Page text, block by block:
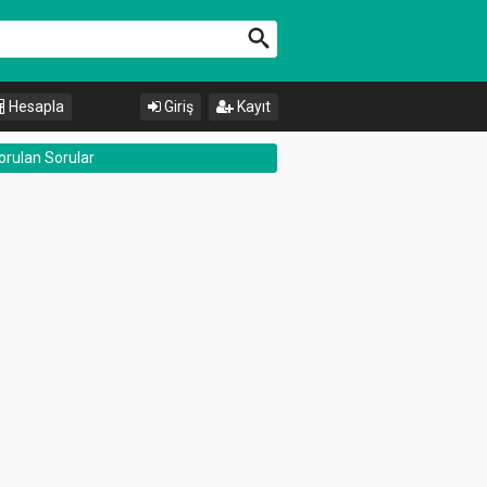
Hesapla Kayıt
Giriş
Sorular